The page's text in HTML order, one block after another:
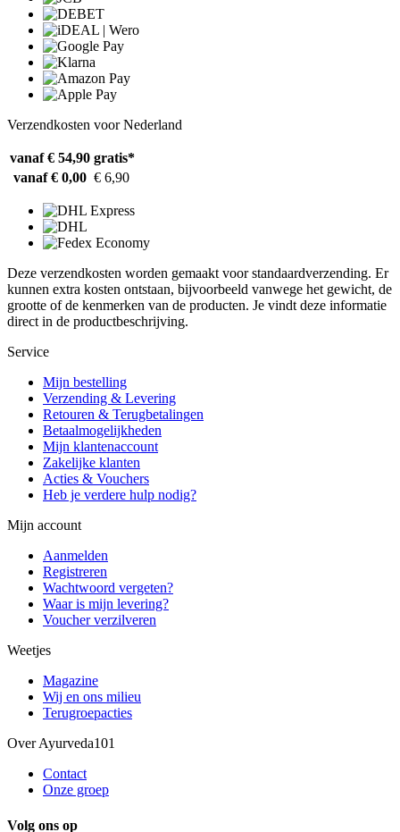
Verzendkosten voor Nederland
vanaf € 54,90 gratis*
vanaf € 0,00 € 6,90
Deze verzendkosten worden gemaakt voor standaardverzending. Er
kunnen extra kosten ontstaan, bijvoorbeeld vanwege het gewicht, de
grootte of de kenmerken van de producten. Je vindt deze informatie
direct in de productbeschrijving.
Service
Mijn bestelling
Verzending & Levering
Retouren & Terugbetalingen
Betaalmogelijkheden
Mijn klantenaccount
Zakelijke klanten
Acties & Vouchers
Heb je verdere hulp nodig?
Mijn account
Aanmelden
Registreren
Wachtwoord vergeten?
Waar is mijn levering?
Voucher verzilveren
Weetjes
Magazine
Wij en ons milieu
Terugroepacties
Over Ayurveda101
Contact
Onze groep
Volg ons op